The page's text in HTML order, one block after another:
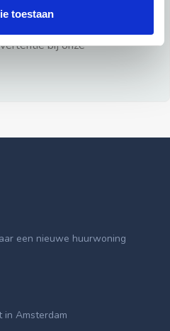
toestaan
bij onze
een nieuwe huurwoning
Amsterdam